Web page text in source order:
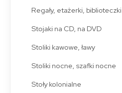
Regały, etażerki, biblioteczki
Stojaki na CD, na DVD
Stoliki kawowe, ławy
Stoliki nocne, szafki nocne
Stoły kolonialne